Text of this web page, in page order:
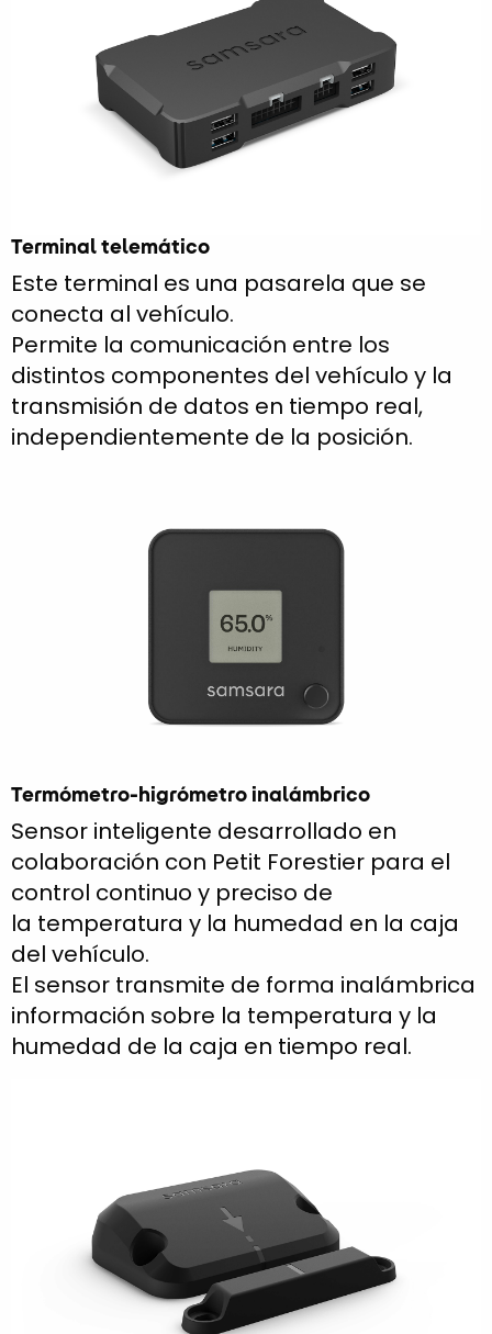
Terminal telemático
Este terminal es una pasarela que se
conecta al vehículo.
Permite la comunicación entre los
distintos componentes del vehículo y la
transmisión de datos en tiempo real,
independientemente de la posición.
Termómetro-higrómetro inalámbrico
Sensor inteligente desarrollado en
colaboración con Petit Forestier para el
control continuo y preciso de
la temperatura y la humedad en la caja
del vehículo.
El sensor transmite de forma inalámbrica
información sobre la temperatura y la
humedad de la caja en tiempo real.